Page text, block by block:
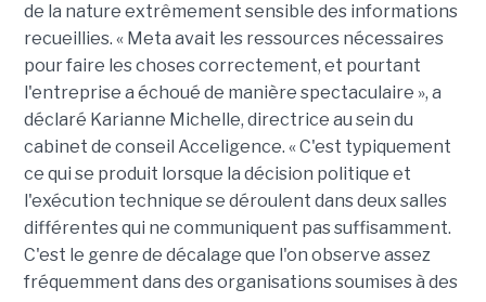
de la nature extrêmement sensible des informations
recueillies. « Meta avait les ressources nécessaires
pour faire les choses correctement, et pourtant
l'entreprise a échoué de manière spectaculaire », a
déclaré Karianne Michelle, directrice au sein du
cabinet de conseil Acceligence. « C'est typiquement
ce qui se produit lorsque la décision politique et
l'exécution technique se déroulent dans deux salles
différentes qui ne communiquent pas suffisamment.
C'est le genre de décalage que l'on observe assez
fréquemment dans des organisations soumises à des